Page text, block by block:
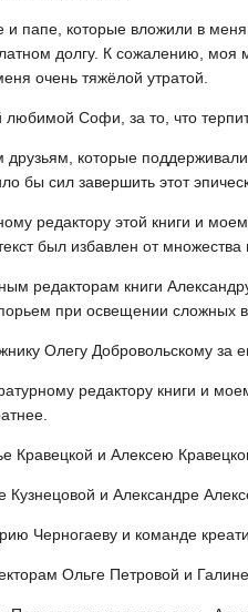
папе, которые вложили в меня
долгу. К сожалению, моя
очень тяжёлой утратой.
Софи, за то, что
друзьям, которые
бы сил завершить этот
редактору этой книги и
был избавлен от
редакторам книги
при освещении сложных
Олегу Добровольскому за
редактору книги и
Кравецкой и Алексею
Кузнецовой и Александре
Черногаеву и команде
Ольге Петровой и